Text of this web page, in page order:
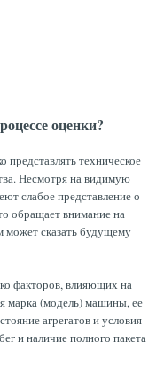
оценки?
техническое
Несмотря на видимую
слабое представление о
обращает внимание на
может сказать будущему
факторов, влияющих на
(модель) машины, ее
агрегатов и условия
и наличие полного пакета